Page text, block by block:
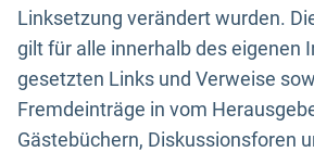
Linksetzung verändert wurden.
gilt für alle innerhalb des eigenen
gesetzten Links und Verweise
Fremdeinträge in vom
Gästebüchern, Diskussionsforen